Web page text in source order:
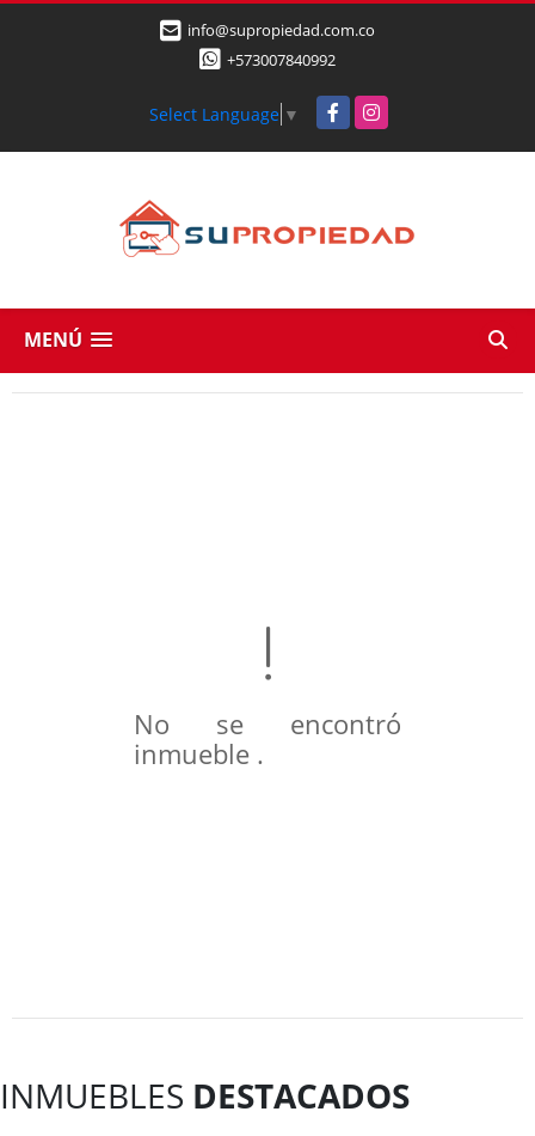
info@supropiedad.com.co
+573007840992
Select Language ▼ FacebookInstagram
MENÚ
No se encontró
inmueble .
INMUEBLES DESTACADOS